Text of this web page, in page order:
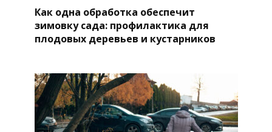
Как одна обработка обеспечит
зимовку сада: профилактика для
плодовых деревьев и кустарников